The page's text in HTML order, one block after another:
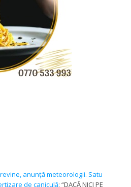
anunță meteorologii. Satu
de caniculă: “DACĂ NICI PE